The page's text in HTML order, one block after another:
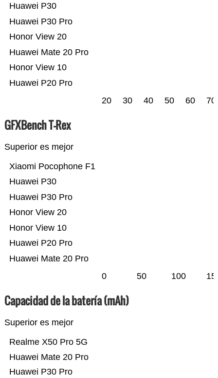
Huawei P20 Pro
Honor View 10
Huawei Mate 20 Pro
Honor View 20
Huawei P30 Pro
Huawei P30
20 30 40 50 60 70
GFXBench T-Rex
Superior es mejor
Huawei Mate 20 Pro
Huawei P20 Pro
Honor View 10
Honor View 20
Huawei P30 Pro
Huawei P30
Xiaomi Pocophone F1
0 50 100
Capacidad de la batería (mAh)
Superior es mejor
Huawei P30 Pro
Huawei Mate 20 Pro
Realme X50 Pro 5G